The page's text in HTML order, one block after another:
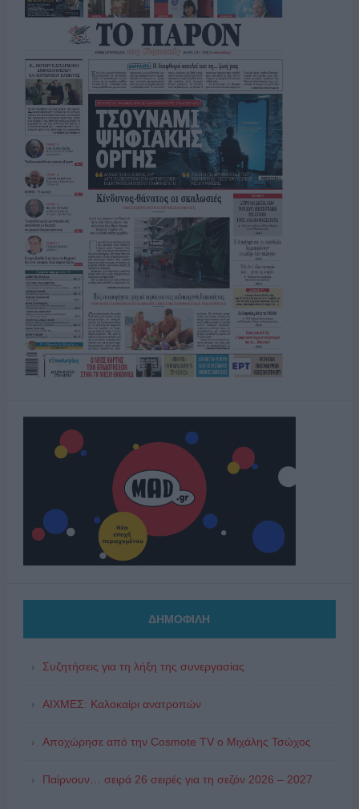
ΔΗΜΟΦΙΛΗ
Συζητήσεις για τη λήξη της συνεργασίας
ΑΙΧΜΕΣ: Καλοκαίρι ανατροπών
Αποχώρησε από την Cosmote TV o Μιχάλης Τσώχος
Παίρνουν… σειρά 26 σειρές για τη σεζόν 2026 – 2027